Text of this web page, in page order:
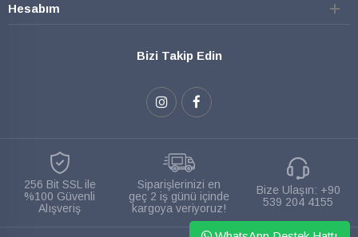
Hesabım
Bizi Takip Edin
256 Bit SSL ile
%100 Güvenli
Alışveriş
Siparişlerinizi en
geç 2 iş günü içinde
kargoya veriyoruz!
Bize Ulaşın: +90
539 204 4155